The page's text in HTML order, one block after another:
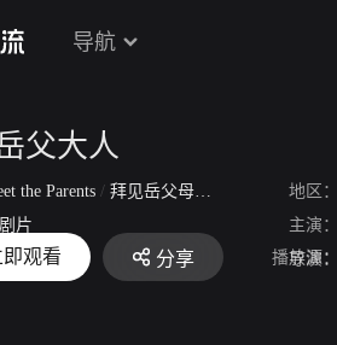
导航
父大人
the Parents / 拜见岳父母大人 非常女婿/
地区
片
主演
10-06 导演
即观看 分享 播放源